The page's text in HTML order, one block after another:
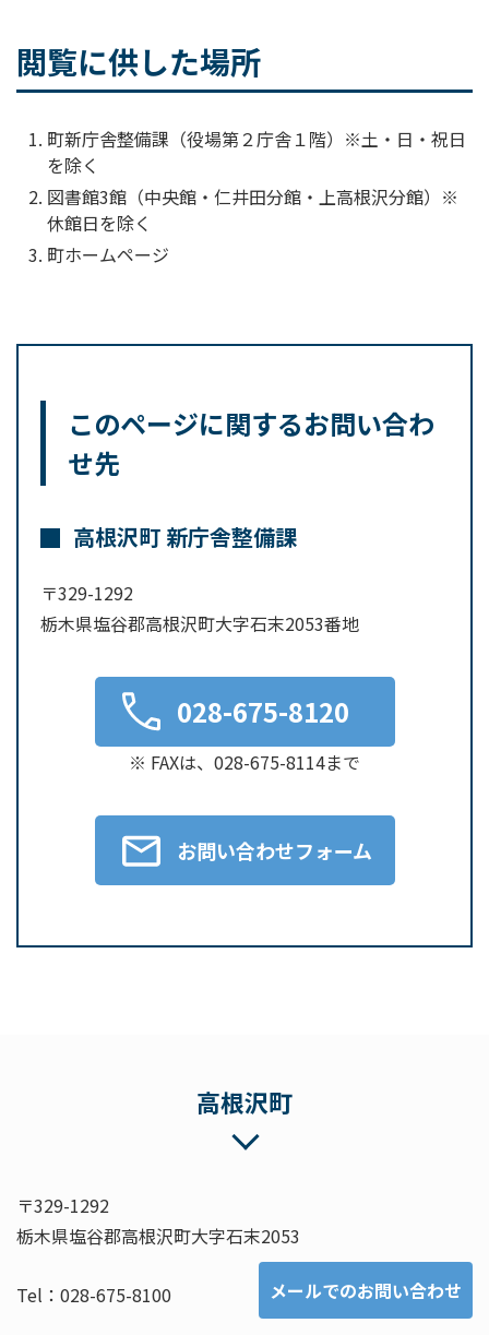
閲覧に供した場所
町新庁舎整備課（役場第２庁舎１階）※土・日・祝日
を除く
図書館3館（中央館・仁井田分館・上高根沢分館）※
休館日を除く
町ホームページ
このページに関するお問い合わ
せ先
高根沢町 新庁舎整備課
〒329-1292
栃木県塩谷郡高根沢町大字石末2053番地
028-675-8120
※ FAXは、028-675-8114まで
お問い合わせフォーム
高根沢町
〒329-1292
栃木県塩谷郡高根沢町大字石末2053
Tel：028-675-8100 メールでのお問い合わせ